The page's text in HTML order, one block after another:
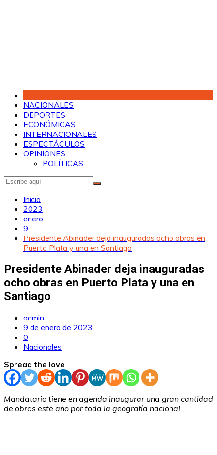
NACIONALES
DEPORTES
ECONÓMICAS
INTERNACIONALES
ESPECTÁCULOS
OPINIONES
POLÍTICAS
Inicio
2023
enero
9
Presidente Abinader deja inauguradas ocho obras en
Puerto Plata y una en Santiago
Presidente Abinader deja inauguradas
ocho obras en Puerto Plata y una en
Santiago
admin
9 de enero de 2023
0
Nacionales
Spread the love
Mandatario tiene en agenda inaugurar una gran cantidad
de obras este año por toda la geografía nacional